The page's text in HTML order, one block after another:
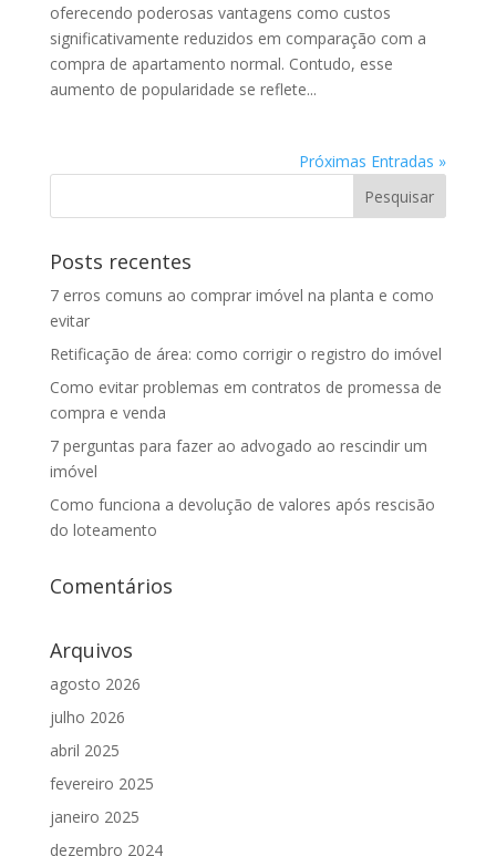
oferecendo poderosas vantagens como custos
significativamente reduzidos em comparação com a
compra de apartamento normal. Contudo, esse
aumento de popularidade se reflete...
Próximas Entradas »
Posts recentes
7 erros comuns ao comprar imóvel na planta e como
evitar
Retificação de área: como corrigir o registro do imóvel
Como evitar problemas em contratos de promessa de
compra e venda
7 perguntas para fazer ao advogado ao rescindir um
imóvel
Como funciona a devolução de valores após rescisão
do loteamento
Comentários
Arquivos
agosto 2026
julho 2026
abril 2025
fevereiro 2025
janeiro 2025
dezembro 2024